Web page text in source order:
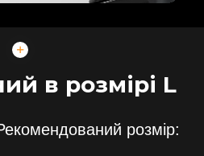
в розмірі L
розмір: